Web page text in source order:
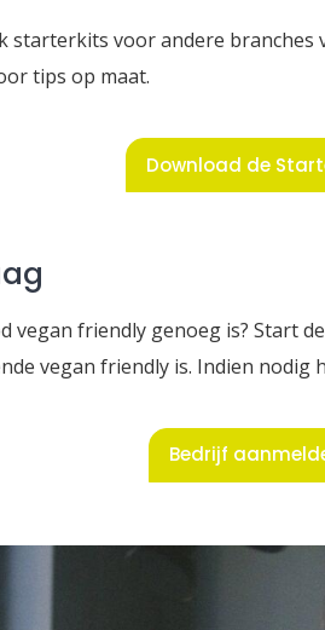
starterkits voor andere branches
tips op maat.
Download de
vegan friendly genoeg is? Start
vegan friendly is. Indien nodig
Bedrijf